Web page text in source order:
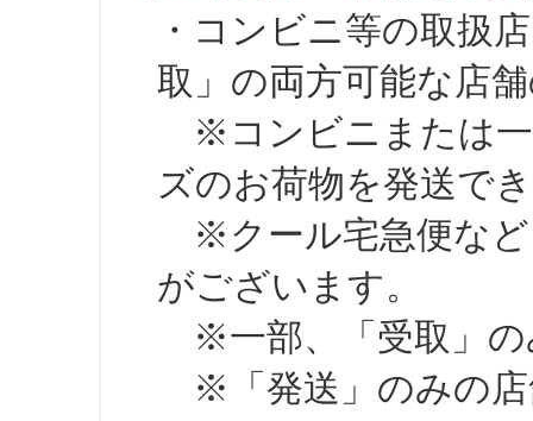
・コンビニ等の取扱
取」の両方可能な店
※コンビニまたは一
ズのお荷物を発送で
※クール宅急便など
がございます。
※一部、「受取」の
※「発送」のみの店